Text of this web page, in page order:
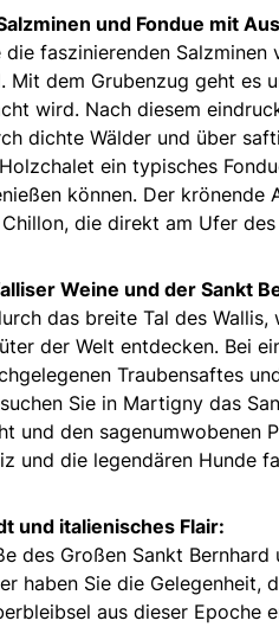
und Fondue mit
faszinierenden
Mit dem Grubenzug geht es
wird. Nach diesem
dichte Wälder und über
ein typisches
können. Der krönende
die direkt am Ufer
Weine und der Sankt
das breite Tal des
der Welt entdecken. Bei
Traubensaftes
Sie in Martigny das
und den sagenumwobenen
und die legendären Hunde
und italienisches Flair:
des Großen Sankt
haben Sie die
aus dieser Epoche